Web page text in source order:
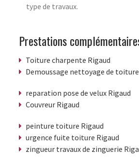
type de travaux.
Prestations
Toiture charpente Rigaud
Demoussage nettoyage de
reparation pose de velux Rigaud
Couvreur Rigaud
peinture toiture Rigaud
urgence fuite toiture Rigaud
zingueur travaux de zinguerie